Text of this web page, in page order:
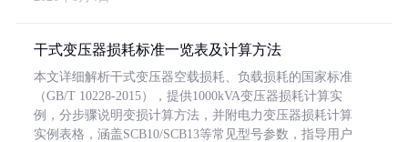
干式变压器损耗标准一览表及计算方法
本文详细解析干式变压器空载损耗、负载损耗的国家标准
（GB/T 10228-2015），提供1000kVA变压器损耗计算实
例，分步骤说明变损计算方法，并附电力变压器损耗计算
实例表格，涵盖SCB10/SCB13等常见型号参数，指导用户